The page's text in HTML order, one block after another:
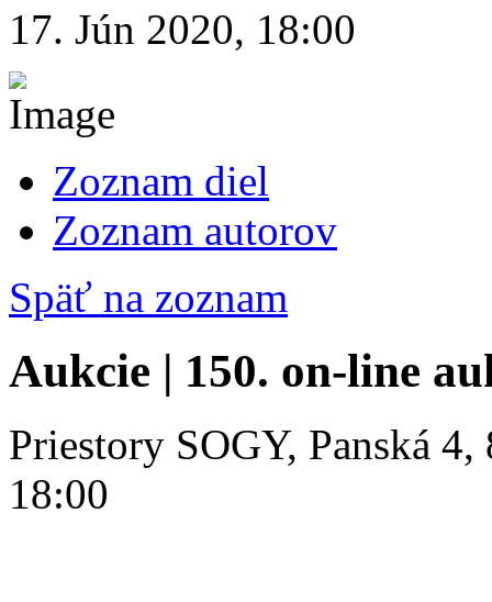
17. Jún 2020, 18:00
Zoznam diel
Zoznam autorov
Späť na zoznam
Aukcie | 150. on-line
Priestory SOGY, Panská
18:00